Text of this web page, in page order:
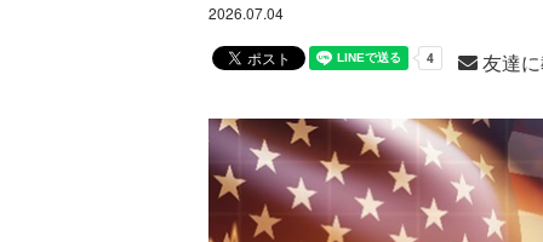
2026.07.04
友達